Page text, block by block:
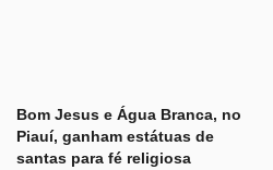
Bom Jesus e Água Branca, no
Piauí, ganham estátuas de
santas para fé religiosa